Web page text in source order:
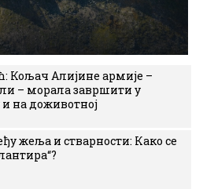
Кољач Алијине армије –
– морала завршити у
на доживотној
жеља и стварности: Како се